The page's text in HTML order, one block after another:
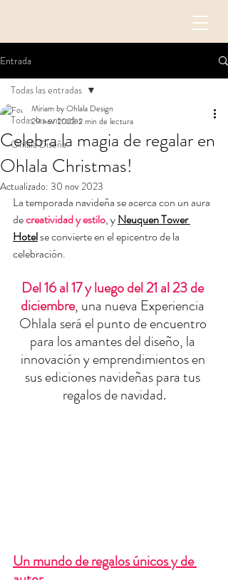
Entrada
Todas las entradas
Ohlala Diseña
Todas las entradas
Celebra la magia de regalar en
Ohlala Christmas!
Miriam by Ohlala Design
29 nov 20232 min de lectura
Actualizado: 30 nov 2023
La temporada navideña se acerca con un aura
de creatividad y estilo, y Neuquen Tower
Hotel se convierte en el epicentro de la
celebración.
Del 16 al 17 y luego del 21 al 23 de
diciembre, una nueva Experiencia
Ohlala será el punto de encuentro
para los amantes del diseño, la
innovación y emprendimientos en
sus ediciones navideñas para tus
regalos de navidad.
Un mundo de regalos únicos y de